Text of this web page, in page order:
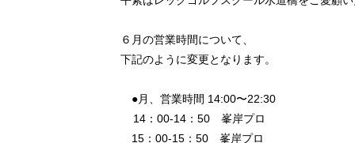
６月の営業時間について、
下記のように変更となります。
●月、営業時間 14:00〜22:30
14：00-14：50 峯岸プロ
15：00-15：50 峯岸プロ